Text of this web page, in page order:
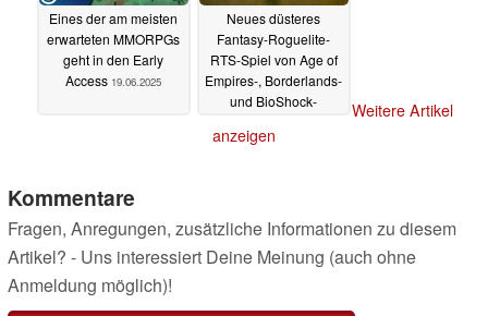
Eines der am meisten
erwarteten MMORPGs
geht in den Early
Access 19.06.2025
Neues düsteres
Fantasy-Roguelite-
RTS-Spiel von Age of
Empires-, Borderlands-
und BioShock-
Rabatt auf Steam
Weitere Artikel
anzeigen
Kommentare
Fragen, Anregungen, zusätzliche Informationen zu diesem
Artikel? - Uns interessiert Deine Meinung (auch ohne
Anmeldung möglich)!